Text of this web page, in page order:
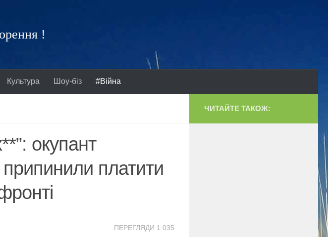
!
Культура Шоу-біз #Війна
окупант
платити
ПЕРЕГЛЯДИ 1 035
ЧИТАЙТЕ ТАКОЖ: